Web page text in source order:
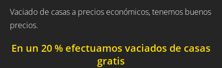
Vaciado de casas a precios económicos, tenemos buenos
precios.
En un 20 % efectuamos vaciados de casas
gratis